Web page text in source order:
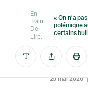
En
Train
De
Lire:
« On n’a
polémique
certains
25 mai 2026